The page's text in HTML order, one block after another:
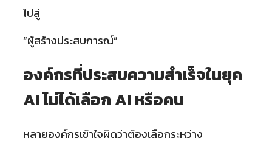
ไปสู่
“ผู้สร้างประสบการณ์”
องค์กรที่ประสบความสำเร็จในยุค
AI ไม่ได้เลือก AI หรือคน
หลายองค์กรเข้าใจผิดว่าต้องเลือกระหว่าง